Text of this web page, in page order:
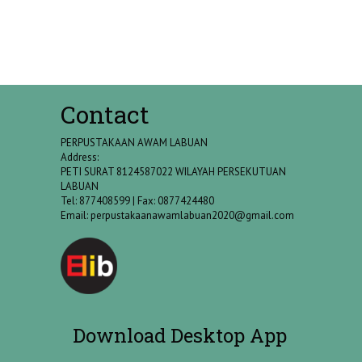
Contact
PERPUSTAKAAN AWAM LABUAN
Address:
PETI SURAT 8124587022 WILAYAH PERSEKUTUAN
LABUAN
Tel: 877408599 | Fax: 0877424480
Email: perpustakaanawamlabuan2020@gmail.com
Download Desktop App